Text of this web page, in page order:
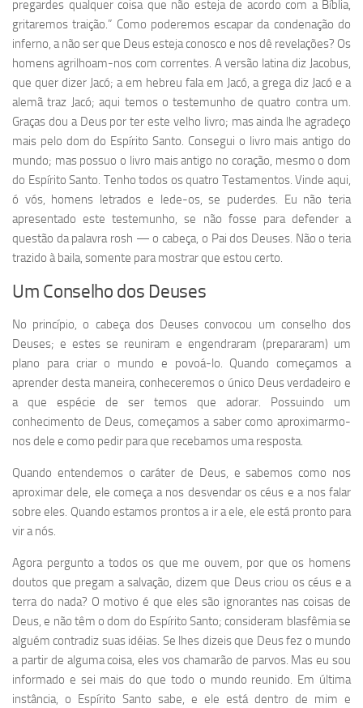
pregardes qualquer coisa que não esteja de acordo com a Bíblia,
gritaremos traição.” Como poderemos escapar da condenação do
inferno, a não ser que Deus esteja conosco e nos dê revelações? Os
homens agrilhoam-nos com correntes. A versão latina diz Jacobus,
que quer dizer Jacó; a em hebreu fala em Jacó, a grega diz Jacó e a
alemã traz Jacó; aqui temos o testemunho de quatro contra um.
Graças dou a Deus por ter este velho livro; mas ainda lhe agradeço
mais pelo dom do Espírito Santo. Consegui o livro mais antigo do
mundo; mas possuo o livro mais antigo no coração, mesmo o dom
do Espírito Santo. Tenho todos os quatro Testamentos. Vinde aqui,
ó vós, homens letrados e lede-os, se puderdes. Eu não teria
apresentado este testemunho, se não fosse para defender a
questão da palavra rosh — o cabeça, o Pai dos Deuses. Não o teria
trazido à baila, somente para mostrar que estou certo.
Um Conselho dos Deuses
No princípio, o cabeça dos Deuses convocou um conselho dos
Deuses; e estes se reuniram e engendraram (prepararam) um
plano para criar o mundo e povoá-lo. Quando começamos a
aprender desta maneira, conheceremos o único Deus verdadeiro e
a que espécie de ser temos que adorar. Possuindo um
conhecimento de Deus, começamos a saber como aproximarmo-
nos dele e como pedir para que recebamos uma resposta.
Quando entendemos o caráter de Deus, e sabemos como nos
aproximar dele, ele começa a nos desvendar os céus e a nos falar
sobre eles. Quando estamos prontos a ir a ele, ele está pronto para
vir a nós.
Agora pergunto a todos os que me ouvem, por que os homens
doutos que pregam a salvação, dizem que Deus criou os céus e a
terra do nada? O motivo é que eles são ignorantes nas coisas de
Deus, e não têm o dom do Espírito Santo; consideram blasfêmia se
alguém contradiz suas idéias. Se lhes dizeis que Deus fez o mundo
a partir de alguma coisa, eles vos chamarão de parvos. Mas eu sou
informado e sei mais do que todo o mundo reunido. Em última
instância, o Espírito Santo sabe, e ele está dentro de mim e